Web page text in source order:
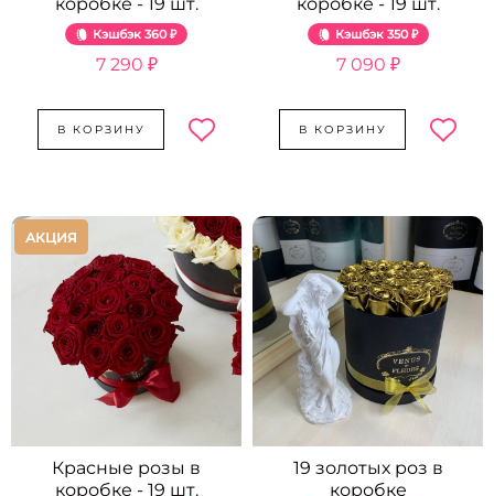
Кэшбэк 360 ₽
7 290 ₽
В КОРЗИНУ
Кэшбэк 350 ₽
7 090 ₽
В КОРЗИНУ
АКЦИЯ
Красные розы в
коробке - 19 шт.
19 золотых роз в
коробке